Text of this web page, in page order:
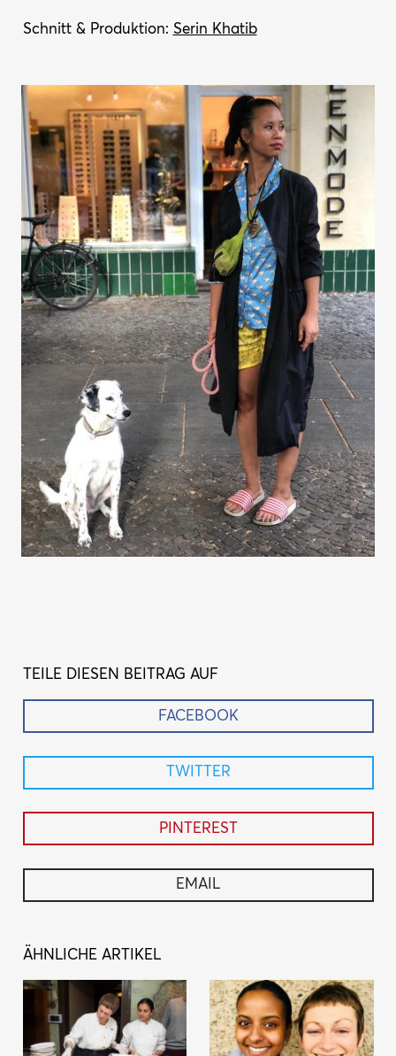
Schnitt & Produktion: Serin Khatib
TEILE DIESEN BEITRAG AUF
FACEBOOK
TWITTER
PINTEREST
EMAIL
ÄHNLICHE ARTIKEL